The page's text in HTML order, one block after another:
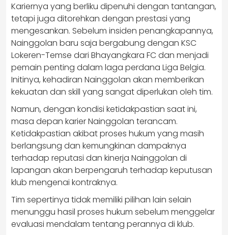
Kariernya yang berliku dipenuhi dengan tantangan,
tetapi juga ditorehkan dengan prestasi yang
mengesankan. Sebelum insiden penangkapannya,
Nainggolan baru saja bergabung dengan KSC
Lokeren-Temse dari Bhayangkara FC dan menjadi
pemain penting dalam laga perdana Liga Belgia.
Initinya, kehadiran Nainggolan akan memberikan
kekuatan dan skill yang sangat diperlukan oleh tim.
Namun, dengan kondisi ketidakpastian saat ini,
masa depan karier Nainggolan terancam.
Ketidakpastian akibat proses hukum yang masih
berlangsung dan kemungkinan dampaknya
terhadap reputasi dan kinerja Nainggolan di
lapangan akan berpengaruh terhadap keputusan
klub mengenai kontraknya.
Tim sepertinya tidak memiliki pilihan lain selain
menunggu hasil proses hukum sebelum menggelar
evaluasi mendalam tentang perannya di klub.